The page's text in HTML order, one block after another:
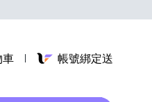
車 帳號綁定送